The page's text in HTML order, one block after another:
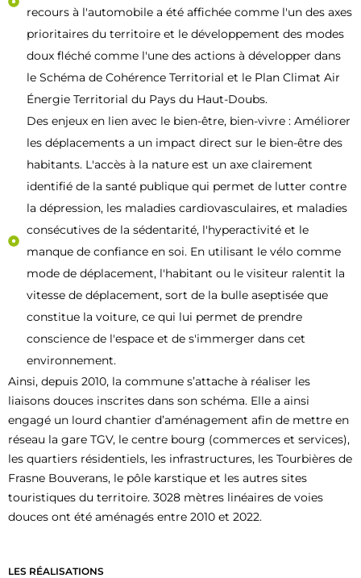
recours à l'automobile a été affichée comme l'un des axes
prioritaires du territoire et le développement des modes
doux fléché comme l'une des actions à développer dans
le Schéma de Cohérence Territorial et le Plan Climat Air
Énergie Territorial du Pays du Haut-Doubs.
Des enjeux en lien avec le bien-être, bien-vivre : Améliorer
les déplacements a un impact direct sur le bien-être des
habitants. L'accès à la nature est un axe clairement
identifié de la santé publique qui permet de lutter contre
la dépression, les maladies cardiovasculaires, et maladies
consécutives de la sédentarité, l'hyperactivité et le
manque de confiance en soi. En utilisant le vélo comme
mode de déplacement, l'habitant ou le visiteur ralentit la
vitesse de déplacement, sort de la bulle aseptisée que
constitue la voiture, ce qui lui permet de prendre
conscience de l'espace et de s'immerger dans cet
environnement.
Ainsi, depuis 2010, la commune s’attache à réaliser les
liaisons douces inscrites dans son schéma. Elle a ainsi
engagé un lourd chantier d’aménagement afin de mettre en
réseau la gare TGV, le centre bourg (commerces et services),
les quartiers résidentiels, les infrastructures, les Tourbières de
Frasne Bouverans, le pôle karstique et les autres sites
touristiques du territoire. 3028 mètres linéaires de voies
douces ont été aménagés entre 2010 et 2022.
LES RÉALISATIONS